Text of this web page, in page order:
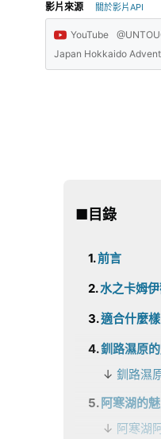
影片來源 關於影片API
YouTube
Japan Hokkaido
■目錄
前言
水之卡姆
適合什麼
釧路濕原
釧路濕
阿寒湖的
阿寒湖